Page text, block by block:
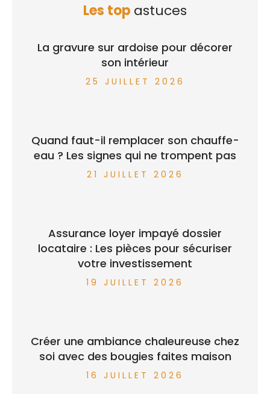
Les top astuces
La gravure sur ardoise pour décorer
son intérieur
25 JUILLET 2026
Quand faut-il remplacer son chauffe-
eau ? Les signes qui ne trompent pas
21 JUILLET 2026
Assurance loyer impayé dossier
locataire : Les pièces pour sécuriser
votre investissement
19 JUILLET 2026
Créer une ambiance chaleureuse chez
soi avec des bougies faites maison
16 JUILLET 2026